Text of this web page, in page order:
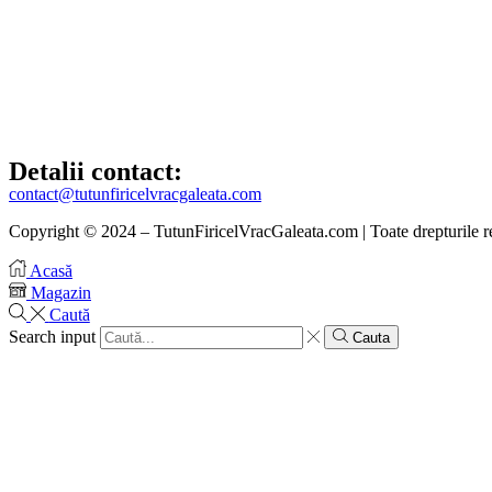
Detalii contact:
contact@tutunfiricelvracgaleata.com
Copyright © 2024 – TutunFiricelVracGaleata.com | Toate drepturile
Acasă
Magazin
Caută
Search input
Cauta